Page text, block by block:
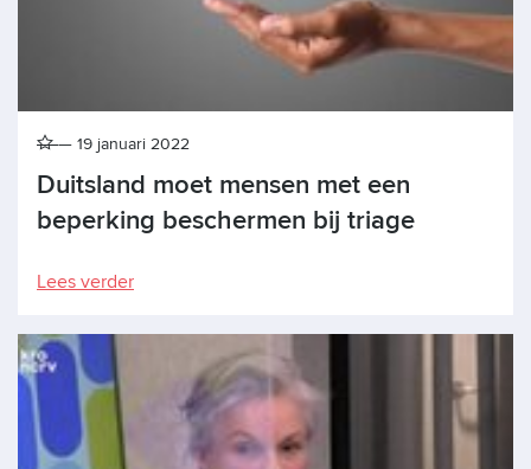
Duitsland moet mensen met een
beperking beschermen bij triage
19 januari 2022
Lees verder